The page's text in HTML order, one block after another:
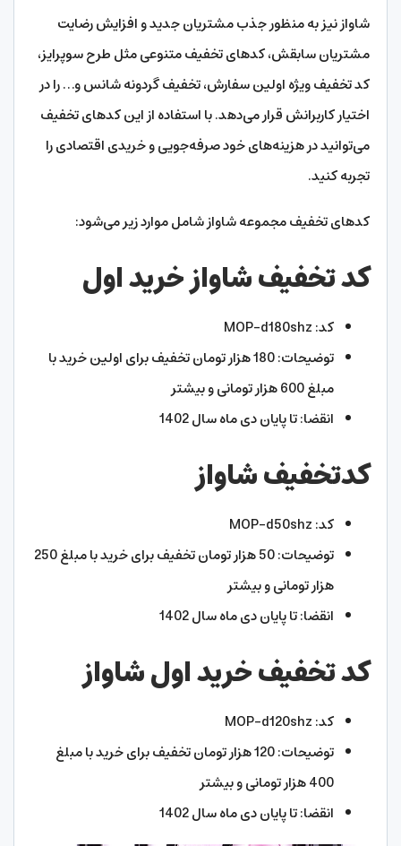
شاواز نیز به منظور جذب مشتریان جدید و افزایش رضایت
مشتریان سابقش، کدهای تخفیف متنوعی مثل طرح سوپرایز،
کد تخفیف ویژه اولین سفارش، تخفیف گردونه شانس و… را در
اختیار کاربرانش قرار می‌دهد. با استفاده از این کدهای تخفیف
می‌توانید در هزینه‌های خود صرفه‌جویی و خریدی اقتصادی را
تجربه کنید.
کدهای تخفیف مجموعه شاواز شامل موارد زیر می‌شود:
کد تخفیف شاواز خرید اول
کد: MOP-d180shz
توضیحات: 180 هزار تومان تخفیف برای اولین خرید با
مبلغ 600 هزار تومانی و بیشتر
انقضا: تا پایان دی ماه سال 1402
کدتخفیف شاواز
کد: MOP-d50shz
توضیحات: 50 هزار تومان تخفیف برای خرید با مبلغ 250
هزار تومانی و بیشتر
انقضا: تا پایان دی ماه سال 1402
کد تخفیف خرید اول شاواز
کد: MOP-d120shz
توضیحات: 120 هزار تومان تخفیف برای خرید با مبلغ
400 هزار تومانی و بیشتر
انقضا: تا پایان دی ماه سال 1402